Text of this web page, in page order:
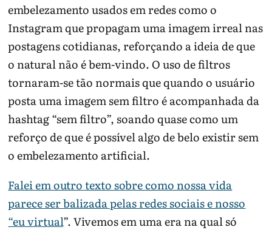
embelezamento usados em redes como o
Instagram que propagam uma imagem irreal nas
postagens cotidianas, reforçando a ideia de que
o natural não é bem-vindo. O uso de filtros
tornaram-se tão normais que quando o usuário
posta uma imagem sem filtro é acompanhada da
hashtag “sem filtro”, soando quase como um
reforço de que é possível algo de belo existir sem
o embelezamento artificial.
Falei em outro texto sobre como nossa vida
parece ser balizada pelas redes sociais e nosso
“eu virtual”. Vivemos em uma era na qual só